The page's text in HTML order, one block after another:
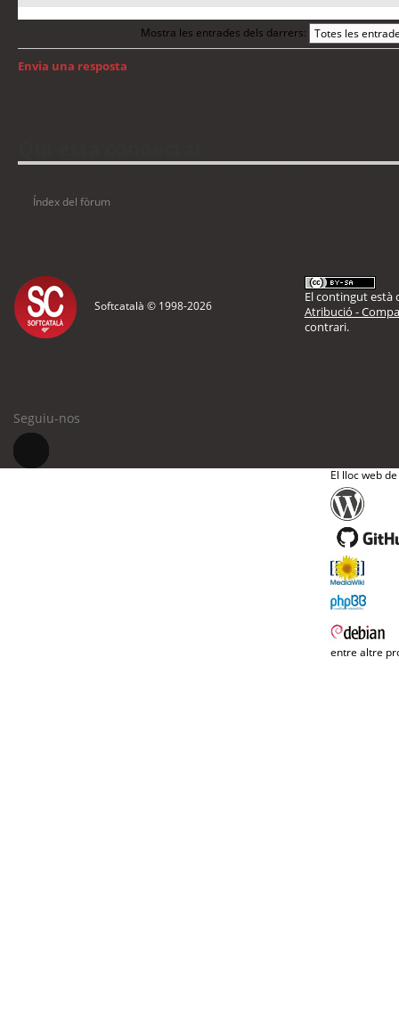
Mostra les entrades dels darrers:
Envia una resposta
Índex del fòrum
Softcatalà © 1998-2026
El contingut està
Atribució -
contrari.
Seguiu-nos
El lloc web
entre altre